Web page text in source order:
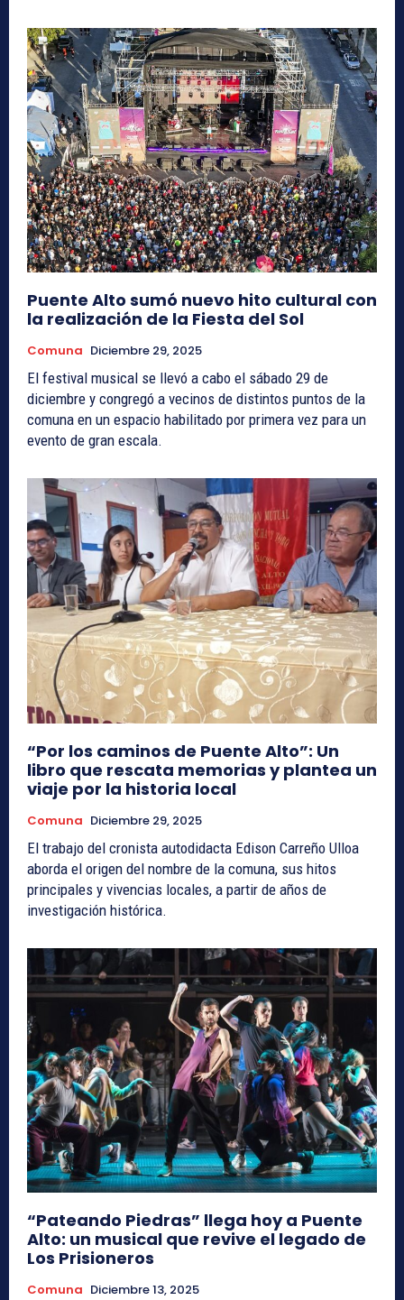
Puente Alto sumó nuevo hito cultural con
la realización de la Fiesta del Sol
Comuna Diciembre 29, 2025
El festival musical se llevó a cabo el sábado 29 de
diciembre y congregó a vecinos de distintos puntos de la
comuna en un espacio habilitado por primera vez para un
evento de gran escala.
“Por los caminos de Puente Alto”: Un
libro que rescata memorias y plantea un
viaje por la historia local
Comuna Diciembre 29, 2025
El trabajo del cronista autodidacta Edison Carreño Ulloa
aborda el origen del nombre de la comuna, sus hitos
principales y vivencias locales, a partir de años de
investigación histórica.
“Pateando Piedras” llega hoy a Puente
Alto: un musical que revive el legado de
Los Prisioneros
Comuna Diciembre 13, 2025